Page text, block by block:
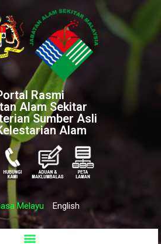
Rasmi
Alam Sekitar
Sumber Asli
Alam
Melayu English